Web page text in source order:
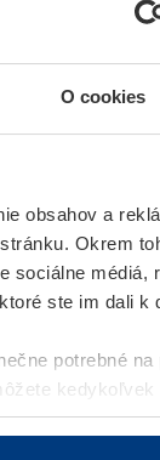
O cookies
obsahov a
Okrem
sociálne médiá,
ste im dali k
potrebné na
webovej